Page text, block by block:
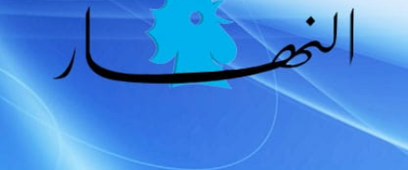
كأس العالم
البرامج
جدول البرامج